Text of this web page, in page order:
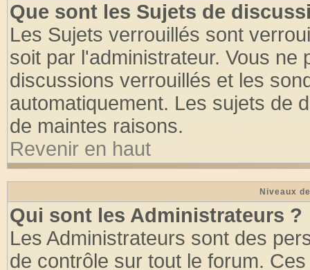
Que sont les Sujets de
Les Sujets verrouillés sont
soit par l'administrateur. Vous
discussions verrouillés et les
automatiquement. Les sujets de
de maintes raisons.
Revenir en haut
Niveaux
Qui sont les Administrateurs ?
Les Administrateurs sont des
de contrôle sur tout le forum.